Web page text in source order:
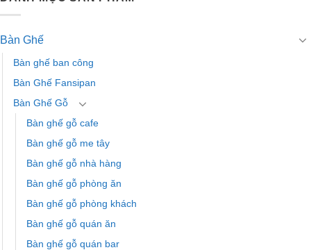
Bàn Ghế
Bàn ghế ban công
Bàn Ghế Fansipan
Bàn Ghế Gỗ
Bàn ghế gỗ cafe
Bàn ghế gỗ me tây
Bàn ghế gỗ nhà hàng
Bàn ghế gỗ phòng ăn
Bàn ghế gỗ phòng khách
Bàn ghế gỗ quán ăn
Bàn ghế gỗ quán bar